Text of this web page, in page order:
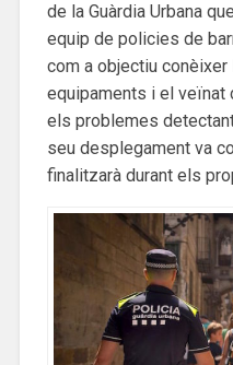
de la Guàrdia Urbana
equip de policies de
com a objectiu
equipaments i el veïnat
els problemes
seu desplegament va
finalitzarà durant els